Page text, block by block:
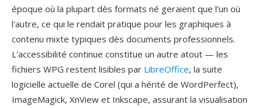
époque où la plupart dès formats né geraient que l'un où
l'autre, ce qui le rendait pratique pour les graphiques à
contenu mixte typiques dès documents professionnels.
L'accessibilité continue constitue un autre atout — les
fichiers WPG restent lisibles par LibreOffice, la suite
logicielle actuelle de Corel (qui a hérité de WordPerfect),
ImageMagick, XnView et Inkscape, assurant la visualisation